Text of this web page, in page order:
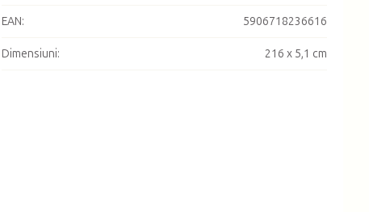
EAN: 5906718236616
Dimensiuni: 216 x 5,1 cm